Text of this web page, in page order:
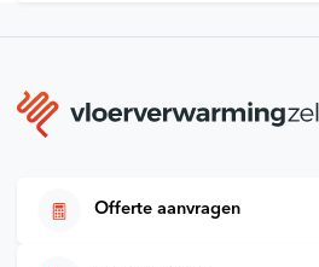
Offerte aanvragen